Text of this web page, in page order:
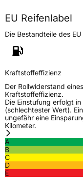
Höchstlast710 kg
Generelle Merkmale
Fahrzeugtyp
Verwendung
ModellnameAll Season
FahrzeugartPKW &
Weitere
SchlauchtypTL
ZustandNeureifen
EU Reifenlabel
Die Bestandteile des
Kraftstoffeffizienz
Der Rollwiderstand
Kraftstoffeffizienz.
Die Einstufung erfolgt
(schlechtester Wert).
ungefähr eine
Kilometer.
A
B
C
D
E